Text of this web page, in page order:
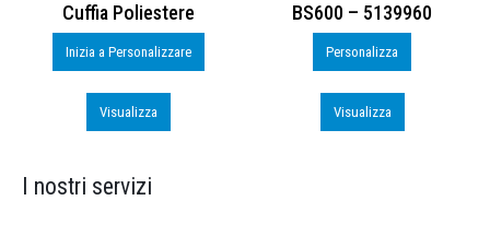
Cuffia Poliestere
Inizia a Personalizzare
Visualizza
BS600 – 5139960
Personalizza
Visualizza
I nostri servizi